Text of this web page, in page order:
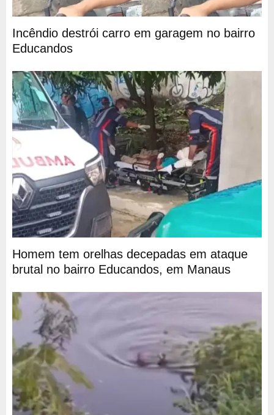
Incêndio destrói carro em garagem no bairro
Educandos
Homem tem orelhas decepadas em ataque
brutal no bairro Educandos, em Manaus